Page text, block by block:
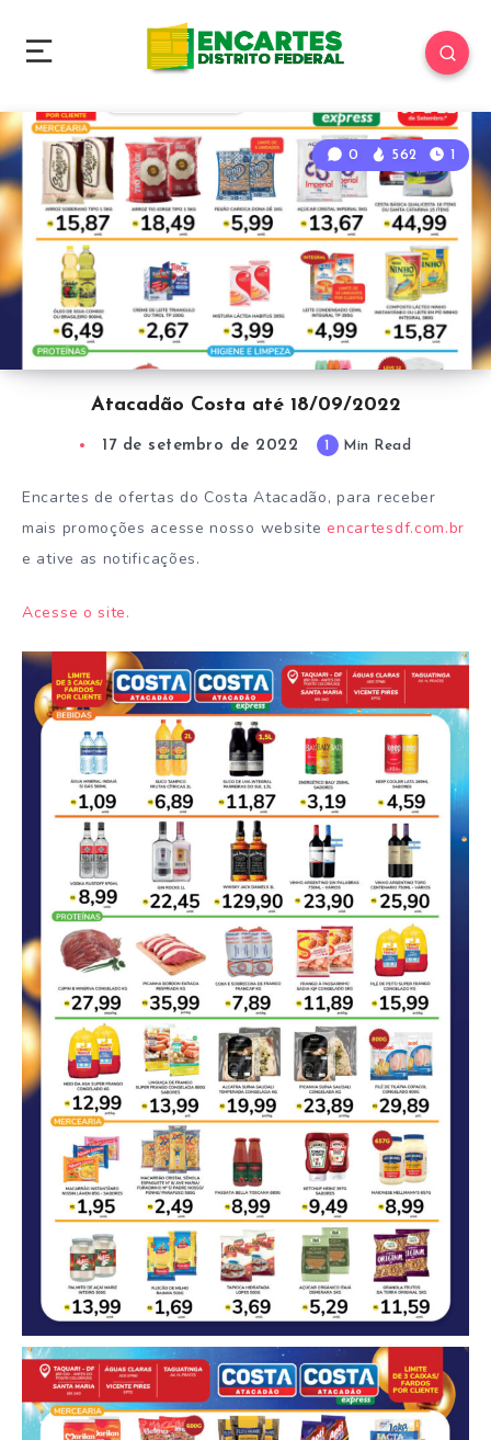
0 562 1
Atacadão Costa até 18/09/2022
17 de setembro de 2022 1 Min Read
Encartes de ofertas do Costa Atacadão, para receber
mais promoções acesse nosso websiteencartesdf.com.br
e ative as notificações.
Acesse o site.